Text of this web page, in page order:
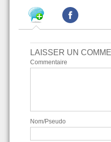
LAISSER UN
Commentaire
Nom/Pseudo